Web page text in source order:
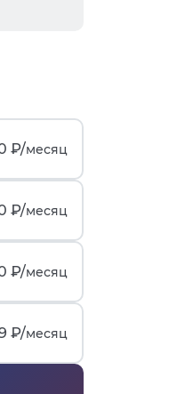
₽/месяц
₽/месяц
₽/месяц
₽/месяц